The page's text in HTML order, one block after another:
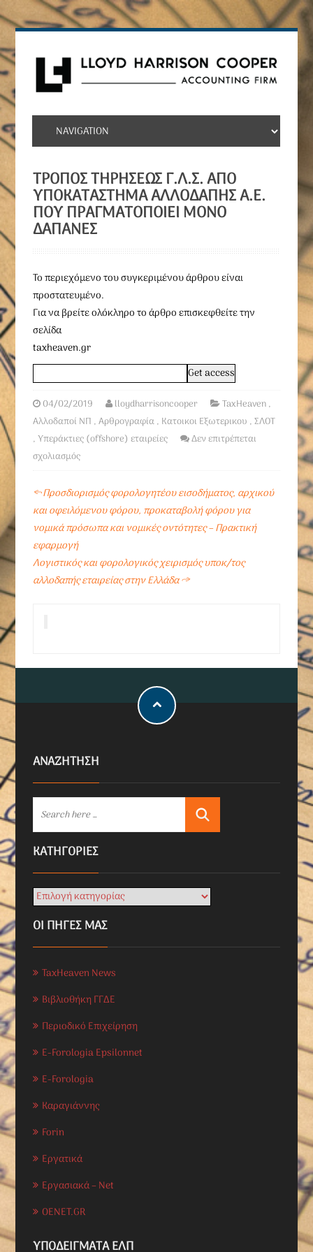
ΤΡΌΠΟΣ ΤΗΡΉΣΕΩΣ Γ.Λ.Σ. ΑΠΌ
ΥΠΟΚΑΤΆΣΤΗΜΑ ΑΛΛΟΔΑΠΉΣ Α.Ε.
ΠΟΥ ΠΡΑΓΜΑΤΟΠΟΙΕΊ ΜΌΝΟ
ΔΑΠΆΝΕΣ
To περιεχόμενο του συγκεριμένου άρθρου είναι
προστατευμένο.
Για να βρείτε ολόκληρο το άρθρο επισκεφθείτε την
σελίδα
taxheaven.gr
04/02/2019 lloydharrisoncooper TaxHeaven,
Αλλοδαποί ΝΠ ,Αρθρογραφία, Κατοικοι Εξωτερικου ,ΣΛΟΤ
,Υπεράκτιες (offshore) εταιρείες
Δεν επιτρέπεται
σχολιασμός
←Προσδιορισμός φορολογητέου εισοδήματος, αρχικού
και οφειλόμενου φόρου, προκαταβολή φόρου για
νομικά πρόσωπα και νομικές οντότητες – Πρακτική
εφαρμογή
Λογιστικός και φορολογικός χειρισμός υποκ/τος
αλλοδαπής εταιρείας στην Ελλάδα→
ΑΝΑΖΗΤΗΣΗ
KΑΤΗΓΟΡΊΕΣ
ΟΙ ΠΗΓΕΣ ΜΑΣ
TaxHeaven News
Βιβλιοθήκη ΓΓΔΕ
Περιοδικό Επιχείρηση
E-Forologia Epsilonnet
E-Forologia
Καραγιάννης
Forin
Εργατικά
Εργασιακά – Net
OENET.GR
ΥΠΟΔΕΊΓΜΑΤΑ ΕΛΠ